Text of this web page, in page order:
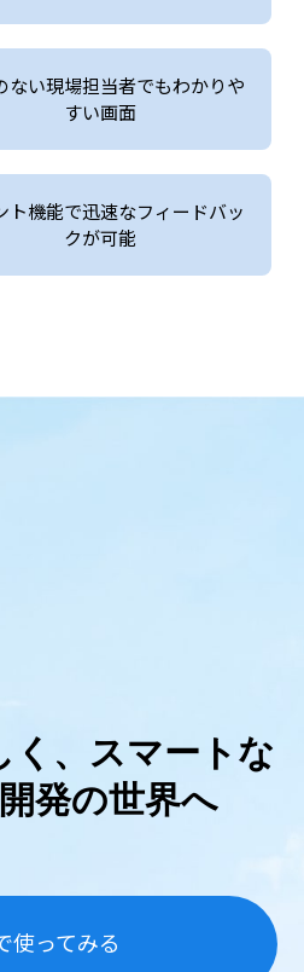
ない現場担当者でもわかりや
すい画面
ト機能で迅速なフィードバッ
クが可能
く、スマートな
発の世界へ
使ってみる